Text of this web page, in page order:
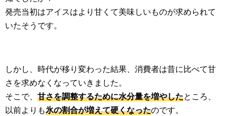
発売当初はアイスはより甘くて美味しいものが求められて
いたそうです。
しかし、時代が移り変わった結果、消費者は昔に比べて甘
さを求めなくなっていきました。
そこで、 甘さを調整するために水分量を増やしたところ、
以前よりも氷の割合が増えて硬くなったのです。